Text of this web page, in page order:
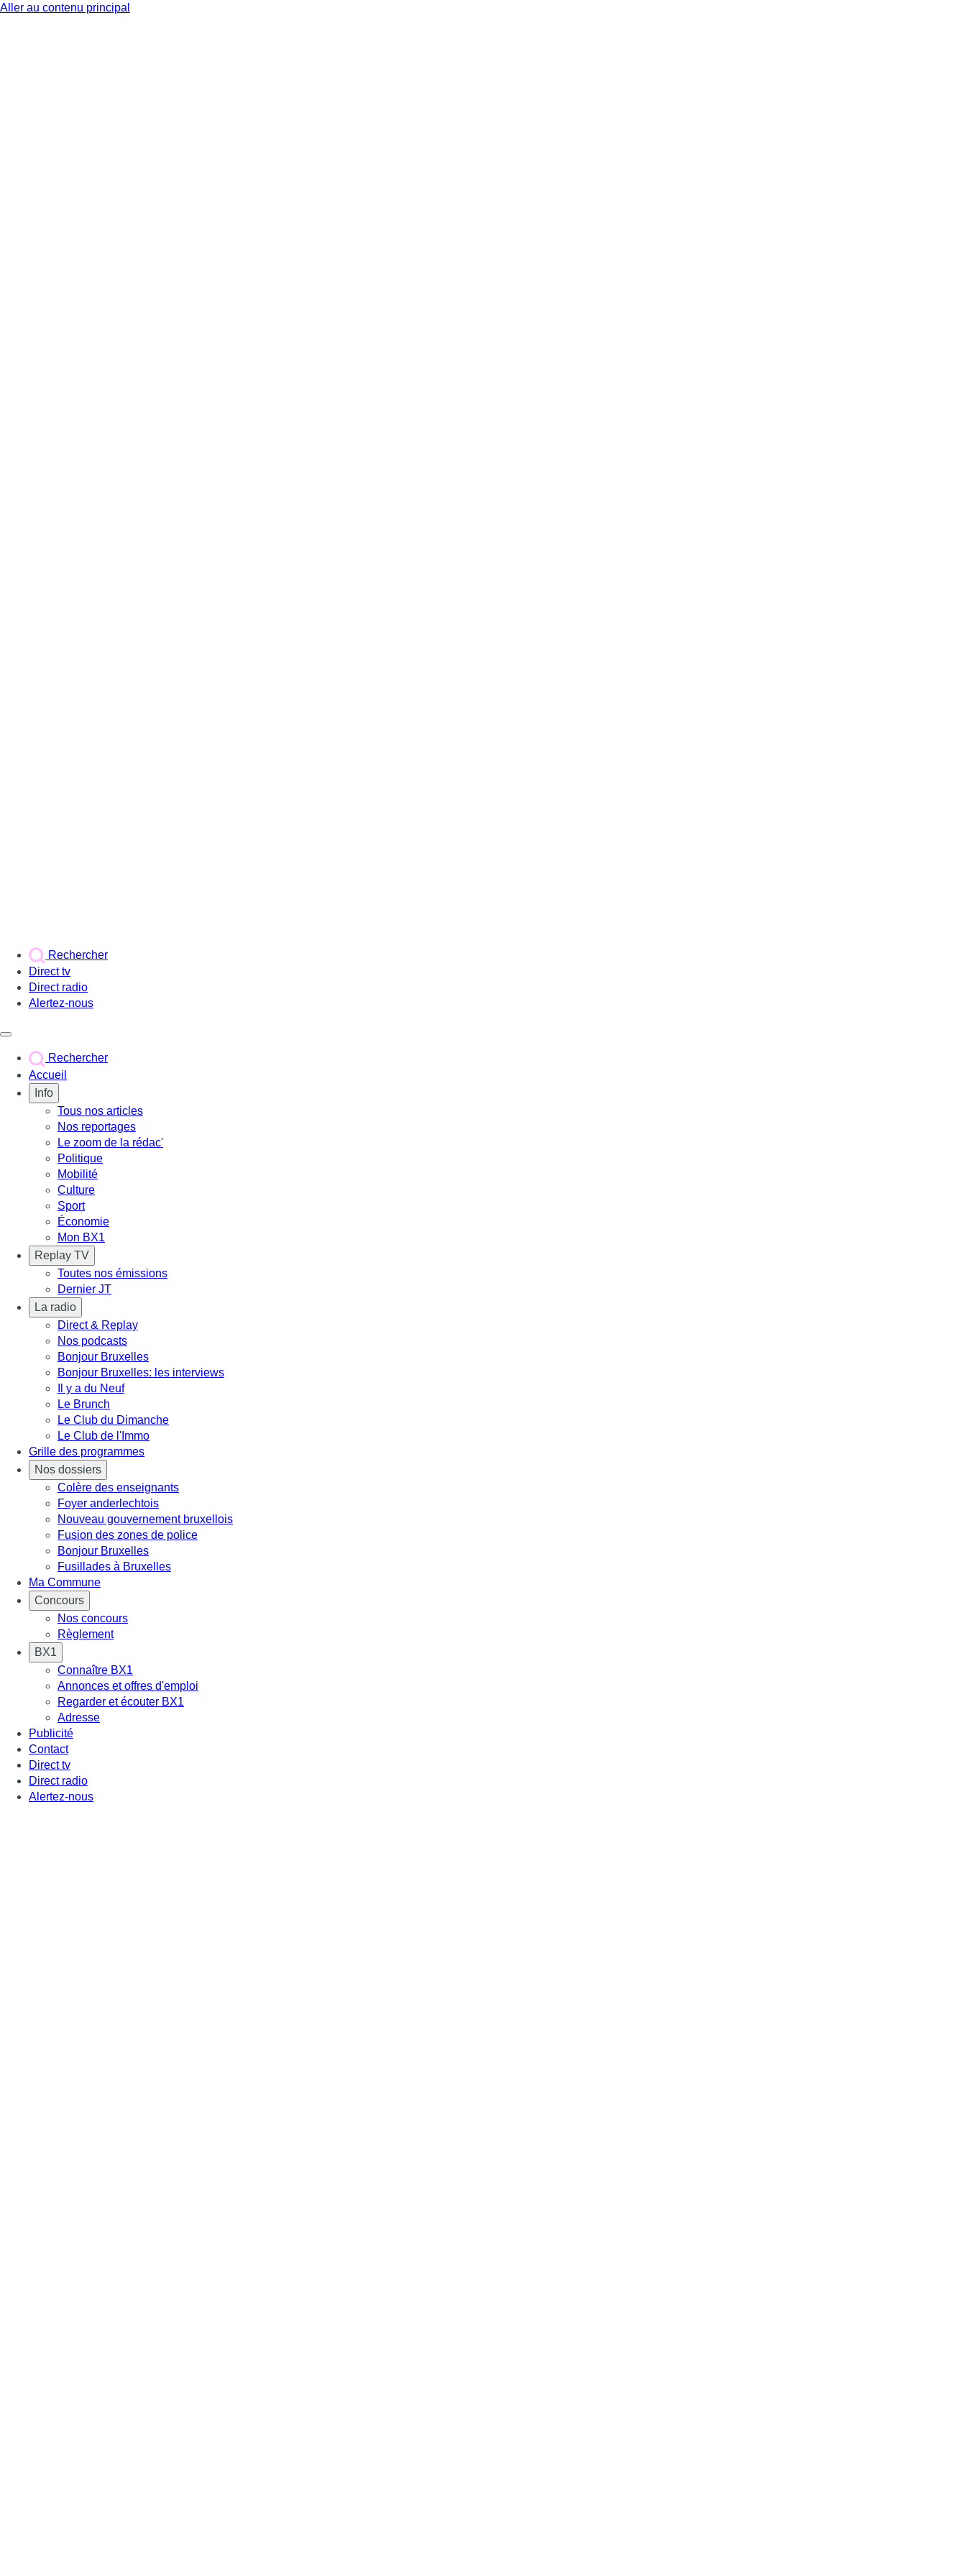
Aller au contenu principal
Rechercher
Direct tv
Direct radio
Alertez-nous
Rechercher
Accueil
Info
Tous nos articles
Nos reportages
Le zoom de la rédac'
Politique
Mobilité
Culture
Sport
Économie
Mon BX1
Replay TV
Toutes nos émissions
Dernier JT
La radio
Direct & Replay
Nos podcasts
Bonjour Bruxelles
Bonjour Bruxelles: les interviews
Il y a du Neuf
Le Brunch
Le Club du Dimanche
Le Club de l'Immo
Grille des programmes
Nos dossiers
Colère des enseignants
Foyer anderlechtois
Nouveau gouvernement bruxellois
Fusion des zones de police
Bonjour Bruxelles
Fusillades à Bruxelles
Ma Commune
Concours
Nos concours
Règlement
BX1
Connaître BX1
Annonces et offres d'emploi
Regarder et écouter BX1
Adresse
Publicité
Contact
Direct tv
Direct radio
Alertez-nous